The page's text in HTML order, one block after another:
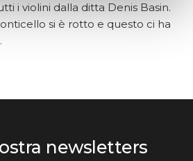
i violini dalla ditta Denis Basin.
si è rotto e questo ci ha
newsletters